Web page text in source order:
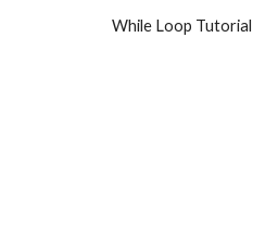
While Loop Tutorial